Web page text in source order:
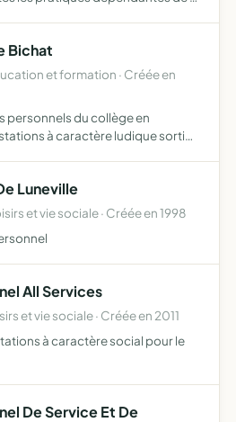
Bichat
et formation · Créée en
personnels du collège en
à caractère ludique sorties
Luneville
et vie sociale · Créée en 1998
All Services
et vie sociale · Créée en 2011
à caractère social pour le
De Service Et De